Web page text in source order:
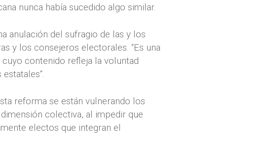
nunca había sucedido algo similar.
anulación del sufragio de las y los
y los consejeros electorales. “Es una
contenido refleja la voluntad
reforma se están vulnerando los
colectiva, al impedir que
electos que integran el